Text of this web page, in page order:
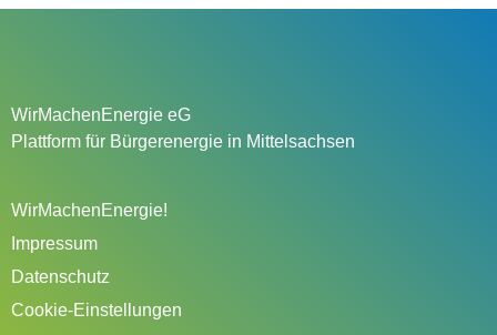
WirMachenEnergie eG
Plattform für Bürgerenergie in Mittelsachsen
WirMachenEnergie!
Impressum
Datenschutz
Cookie-Einstellungen